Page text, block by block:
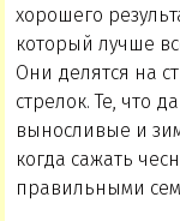
хорошего
который лучше
Они делятся на
стрелок. Те, что
выносливые и
когда сажать
правильными